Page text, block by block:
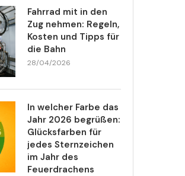
Fahrrad mit in den
Zug nehmen: Regeln,
Kosten und Tipps für
die Bahn
28/04/2026
In welcher Farbe das
Jahr 2026 begrüßen:
Glücksfarben für
jedes Sternzeichen
im Jahr des
Feuerdrachens